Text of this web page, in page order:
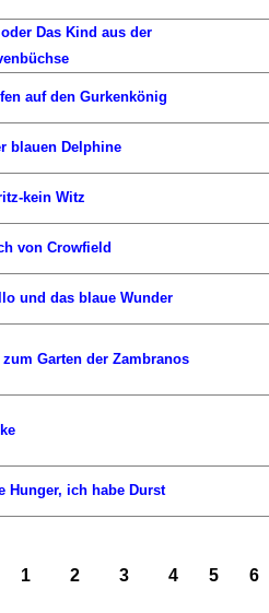
Das Kind aus der
auf den Gurkenkönig
blauen Delphine
kein Witz
von Crowfield
und das blaue Wunder
zum Garten der Zambranos
Hunger, ich habe Durst
1 2 3 4 5 6